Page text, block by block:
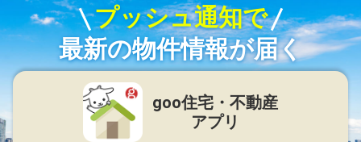
プッシュ通知で
最新の物件情報が届く
goo住宅・不動産
アプリ